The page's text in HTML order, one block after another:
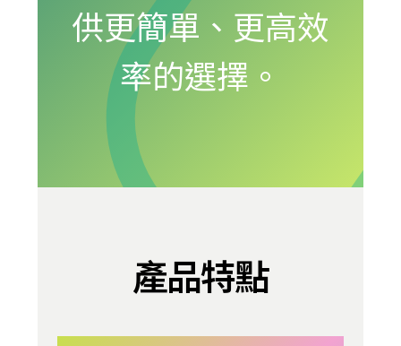
供更簡單、更高效
率的選擇。
產品特點